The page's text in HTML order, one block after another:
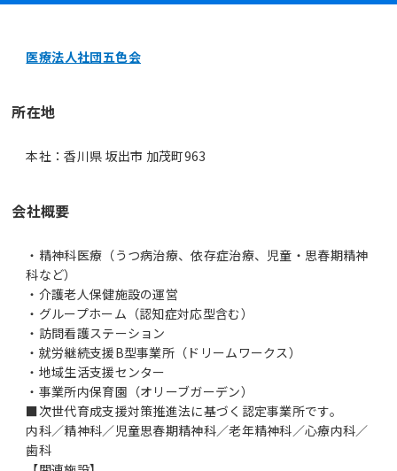
医療法人社団五色会
所在地
本社：香川県 坂出市 加茂町963
会社概要
・精神科医療（うつ病治療、依存症治療、児童・思春期精神
科など）
・介護老人保健施設の運営
・グループホーム（認知症対応型含む）
・訪問看護ステーション
・就労継続支援B型事業所（ドリームワークス）
・地域生活支援センター
・事業所内保育園（オリーブガーデン）
■次世代育成支援対策推進法に基づく認定事業所です。
内科／精神科／児童思春期精神科／老年精神科／心療内科／
歯科